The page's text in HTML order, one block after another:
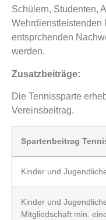
Schülern, Studenten,
Wehrdienstleistenden
entsprchenden
werden.
Zusatzbeiträge:
Die Tennissparte
Vereinsbeitrag.
Spartenbeitrag
Kinder und
Kinder und
Mitgliedschaft min.